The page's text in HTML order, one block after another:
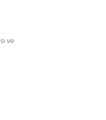
ve